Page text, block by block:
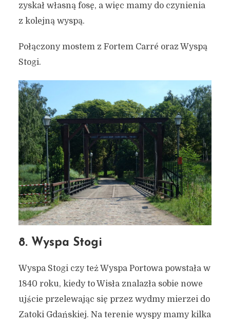
zyskał własną fosę, a więc mamy do czynienia
z kolejną wyspą.
Połączony mostem z Fortem Carré oraz Wyspą
Stogi.
8. Wyspa Stogi
Wyspa Stogi czy też Wyspa Portowa powstała w
1840 roku, kiedy to Wisła znalazła sobie nowe
ujście przelewając się przez wydmy mierzei do
Zatoki Gdańskiej. Na terenie wyspy mamy kilka